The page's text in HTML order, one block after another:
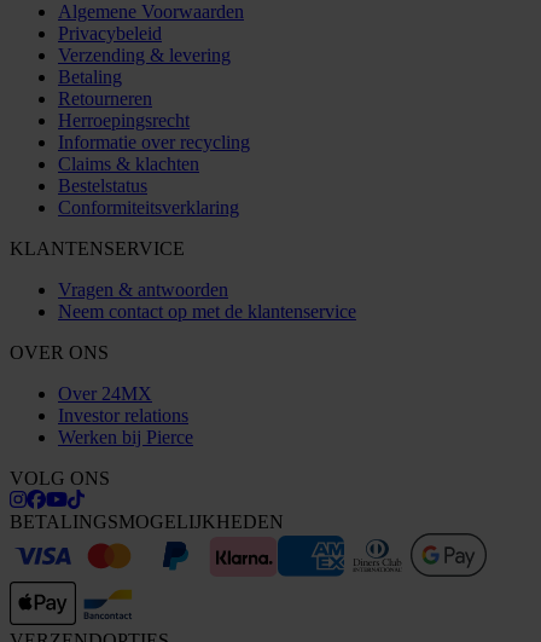
Algemene Voorwaarden
Privacybeleid
Verzending & levering
Betaling
Retourneren
Herroepingsrecht
Informatie over recycling
Claims & klachten
Bestelstatus
Conformiteitsverklaring
KLANTENSERVICE
Vragen & antwoorden
Neem contact op met de klantenservice
OVER ONS
Over 24MX
Investor relations
Werken bij Pierce
VOLG ONS
BETALINGSMOGELIJKHEDEN